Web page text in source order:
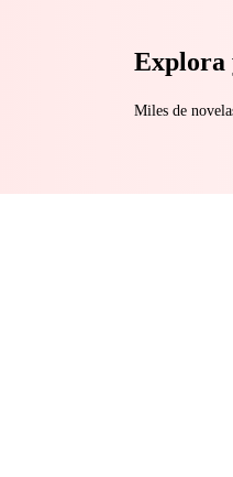
Explora
Miles de